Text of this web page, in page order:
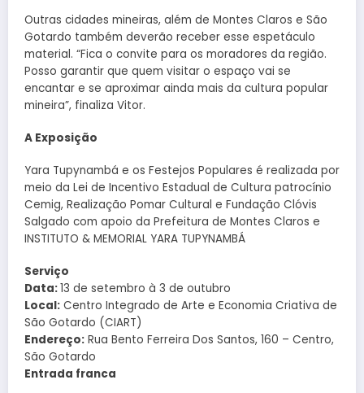
Outras cidades mineiras, além de Montes Claros e São
Gotardo também deverão receber esse espetáculo
material. “Fica o convite para os moradores da região.
Posso garantir que quem visitar o espaço vai se
encantar e se aproximar ainda mais da cultura popular
mineira”, finaliza Vitor.
A Exposição
Yara Tupynambá e os Festejos Populares é realizada por
meio da Lei de Incentivo Estadual de Cultura patrocínio
Cemig, Realização Pomar Cultural e Fundação Clóvis
Salgado com apoio da Prefeitura de Montes Claros e
INSTITUTO & MEMORIAL YARA TUPYNAMBÁ
Serviço
Data:13 de setembro à 3 de outubro
Local: Centro Integrado de Arte e Economia Criativa de
São Gotardo (CIART)
Endereço: Rua Bento Ferreira Dos Santos, 160 – Centro,
São Gotardo
Entrada franca